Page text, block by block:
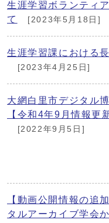
生涯学習ボランティ
て
[2023年5月18日]
生涯学習課における
[2023年4月25日]
大網白里市デジタル
【令和4年9月情報更
[2022年9月5日]
【動画公開情報の追
タルアーカイブ学会